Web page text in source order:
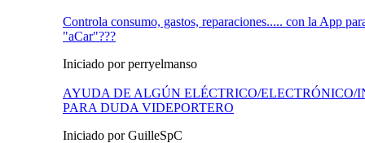
Controla consumo, gastos, reparaciones..... con la App
"aCar"???
Iniciado por perryelmanso
AYUDA DE ALGÚN ELÉCTRICO/ELECTRÓNICO/
PARA DUDA VIDEPORTERO
Iniciado por GuilleSpC